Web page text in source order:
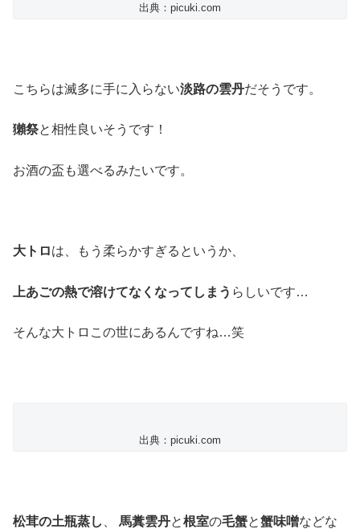
出典：picuki.com
こちらは滅多に手に入らない淡路の雲丹だそうです。
獺祭と相性良いそうです！
お酒の盃も選べるみたいです。
大トロは、もう柔らかすぎるというか、
上あごの熱で溶けてなくなってしまう らしいです…
そんな大トロこの世にあるんですね…笑
出典：picuki.com
松茸の土瓶蒸し 馬糞雲丹と根室の毛蟹と蟹味噌などな